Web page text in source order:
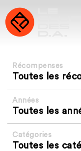
Récompenses
Toutes les
Années
Toutes les
Catégories
Toutes les